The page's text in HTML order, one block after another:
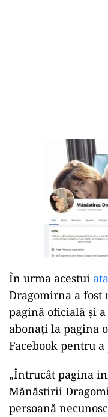
În urma acestui
Dragomirna a fost
pagină oficială și
abonați la pagina
Facebook pentru
„Întrucât pagina
Mănăstirii
persoană